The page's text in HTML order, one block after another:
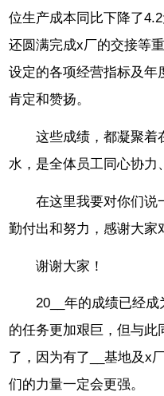
位生产成本同比下降了
还圆满完成x厂的交接等
设定的各项经营指标及年
肯定和赞扬。
这些成绩，都凝聚着
水，是全体员工同心协力
在这里我要对你们说
勤付出和努力，感谢大家
谢谢大家！
20__年的成绩已经成
的任务更加艰巨，但与此
了，因为有了__基地及x
们的力量一定会更强。